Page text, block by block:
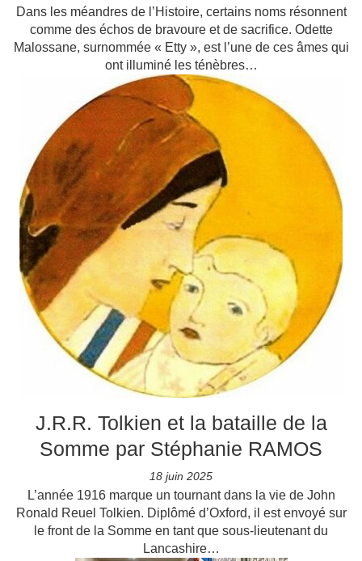
Dans les méandres de l’Histoire, certains noms résonnent
comme des échos de bravoure et de sacrifice. Odette
Malossane, surnommée « Etty », est l’une de ces âmes qui
ont illuminé les ténèbres…
J.R.R. Tolkien et la bataille de la
Somme par Stéphanie RAMOS
18 juin 2025
L’année 1916 marque un tournant dans la vie de John
Ronald Reuel Tolkien. Diplômé d’Oxford, il est envoyé sur
le front de la Somme en tant que sous-lieutenant du
Lancashire…